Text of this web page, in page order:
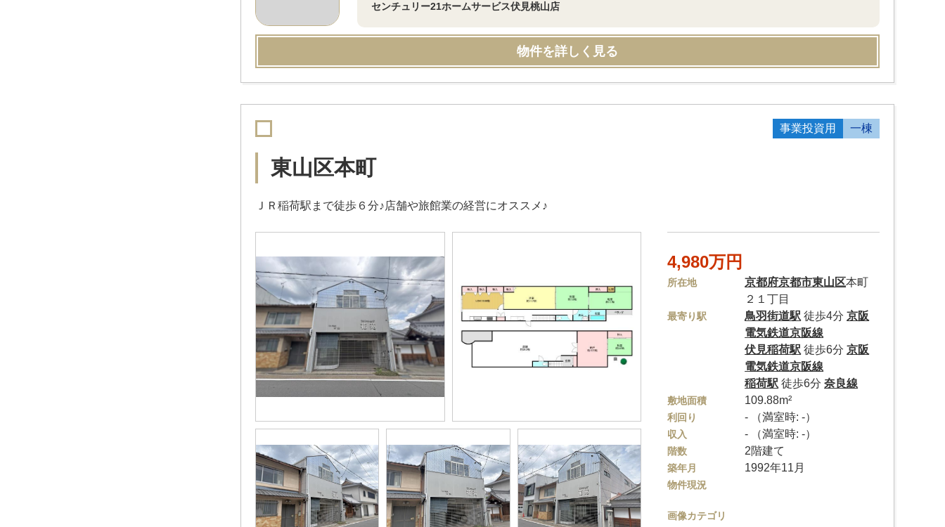
センチュリー21ホームサービス伏見桃山店
物件を詳しく見る
事業投資用 一棟
東山区本町
ＪＲ稲荷駅まで徒歩６分♪店舗や旅館業の経営にオススメ♪
4,980万円
所在地 京都府京都市東山区本町
２１丁目
最寄り駅 鳥羽街道駅 徒歩4分京阪
電気鉄道京阪線
伏見稲荷駅 徒歩6分京阪
電気鉄道京阪線
稲荷駅 徒歩6分奈良線
敷地面積 109.88m²
利回り - （満室時: -）
収入 - （満室時: -）
階数 2階建て
築年月 1992年11月
物件現況
画像カテゴリ